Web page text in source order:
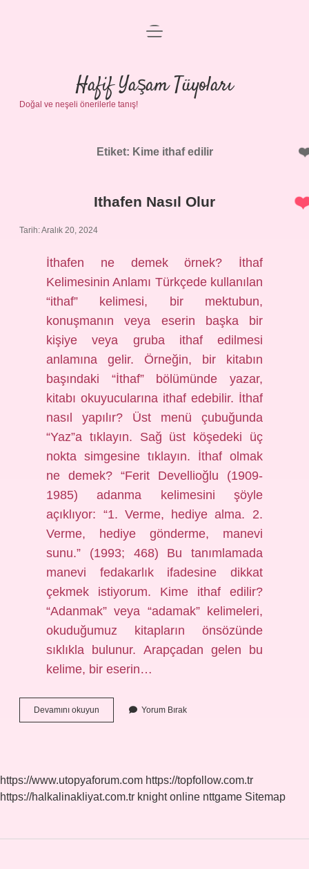
Anasayfa
Gizlilik Politikası
Yasal Uyarı
menüyü
Hafif Yaşam Tüyoları
Doğal ve neşeli önerilerle tanış!
Etiket: Kime ithaf edilir
Ithafen Nasıl Olur
Tarih: Aralık 20, 2024
İthafen ne demek örnek? İthaf
Kelimesinin Anlamı Türkçede kullanılan
“ithaf” kelimesi, bir mektubun,
konuşmanın veya eserin başka bir
kişiye veya gruba ithaf edilmesi
anlamına gelir. Örneğin, bir kitabın
başındaki “İthaf” bölümünde yazar,
kitabı okuyucularına ithaf edebilir. İthaf
nasıl yapılır? Üst menü çubuğunda
“Yaz”a tıklayın. Sağ üst köşedeki üç
nokta simgesine tıklayın. İthaf olmak
ne demek? “Ferit Devellioğlu (1909-
1985) adanma kelimesini şöyle
açıklıyor: “1. Verme, hediye alma. 2.
Verme, hediye gönderme, manevi
sunu.” (1993; 468) Bu tanımlamada
manevi fedakarlık ifadesine dikkat
çekmek istiyorum. Kime ithaf edilir?
“Adanmak” veya “adamak” kelimeleri,
okuduğumuz kitapların önsözünde
sıklıkla bulunur. Arapçadan gelen bu
kelime, bir eserin…
Devamını okuyun
Nasıl
Yorum Bırak
https://www.utopyaforum.com https://topfollow.com.tr
https://halkalinakliyat.com.tr knight online nttgame Sitemap